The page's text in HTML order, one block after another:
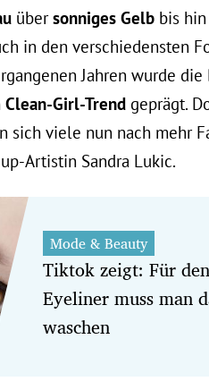
übersonniges Gelb bis
in den verschiedensten
Jahren wurde
Clean-Girl-Trend geprägt.
sich viele nun nach mehr
Artistin Sandra Lukic.
Mode & Beauty
Tiktok zeigt: Für
Eyeliner muss man
waschen